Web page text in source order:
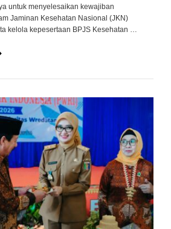
untuk menyelesaikan kewajiban
Jaminan Kesehatan Nasional (JKN)
kelola kepesertaan BPJS Kesehatan …